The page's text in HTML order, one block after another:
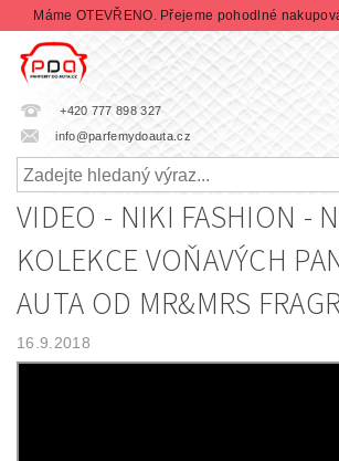
Máme OTEVŘENO. Přejeme pohodlné
+420 777 898 327
info@parfemydoauta.cz
VIDEO - NIKI FASHION -
KOLEKCE VOŇAVÝCH
AUTA OD MR&MRS
16.9.2018